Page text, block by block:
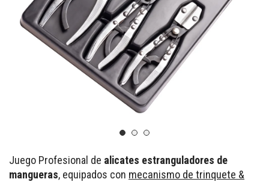
Juego Profesional de alicates estranguladores de
mangueras, equipados con mecanismo de trinquete &